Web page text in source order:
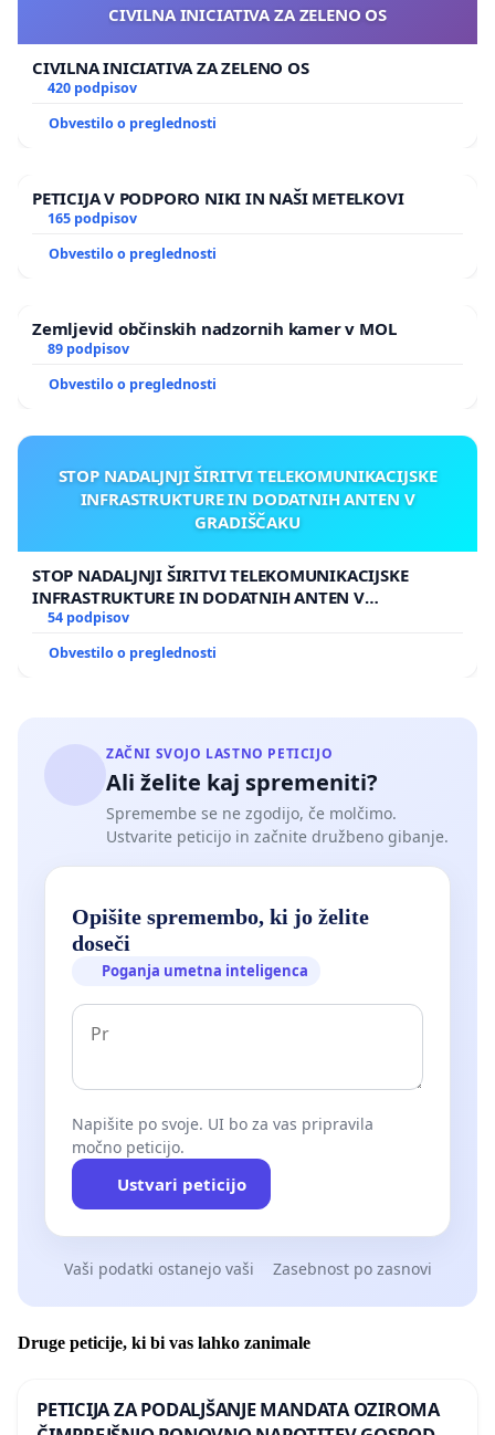
CIVILNA INICIATIVA ZA ZELENO OS
CIVILNA INICIATIVA ZA ZELENO OS
420 podpisov
Obvestilo o preglednosti
PETICIJA V PODPORO NIKI IN NAŠI METELKOVI
165 podpisov
Obvestilo o preglednosti
Zemljevid občinskih nadzornih kamer v MOL
89 podpisov
Obvestilo o preglednosti
STOP NADALJNJI ŠIRITVI TELEKOMUNIKACIJSKE
INFRASTRUKTURE IN DODATNIH ANTEN V
GRADIŠČAKU
STOP NADALJNJI ŠIRITVI TELEKOMUNIKACIJSKE
INFRASTRUKTURE IN DODATNIH ANTEN V
GRADIŠČAKU
54 podpisov
Obvestilo o preglednosti
ZAČNI SVOJO LASTNO PETICIJO
Ali želite kaj spremeniti?
Spremembe se ne zgodijo, če molčimo.
Ustvarite peticijo in začnite družbeno gibanje.
Opišite spremembo, ki jo želite
doseči
Poganja umetna inteligenca
Napišite po svoje. UI bo za vas pripravila
močno peticijo.
Ustvari peticijo
Vaši podatki ostanejo vaši Zasebnost po zasnovi
Druge peticije, ki bi vas lahko zanimale
PETICIJA ZA PODALJŠANJE MANDATA OZIROMA